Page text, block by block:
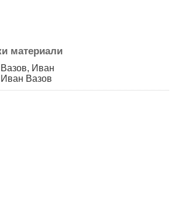
материали
Вазов, Иван
Иван Вазов